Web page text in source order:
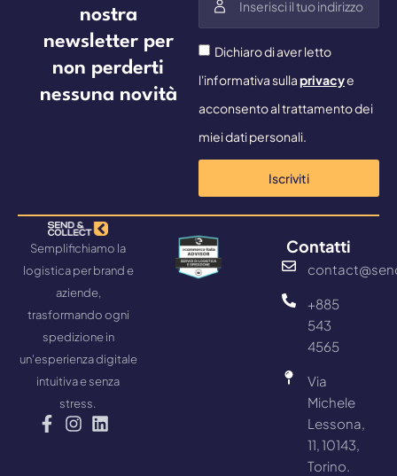
nostra
newsletter per
non perderti
nessuna novità
Dichiaro di aver letto
l'informativa sullaprivacye
acconsento al trattamento dei
miei dati personali.
Iscriviti
Semplifichiamo la
logistica per brand e
aziende,
trasformando ogni
spedizione in
un'esperienza digitale
intuitiva e senza
stress.
Contatti
+885
543
4565
Via
Michele
Lessona,
11, 10143,
Torino.